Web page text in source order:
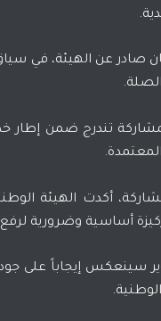
صادر عن الهيئة، في
تندرج ضمن
أكدت الهيئة
ركيزة أساسية وضرورية
سينعكس إيجاباً على